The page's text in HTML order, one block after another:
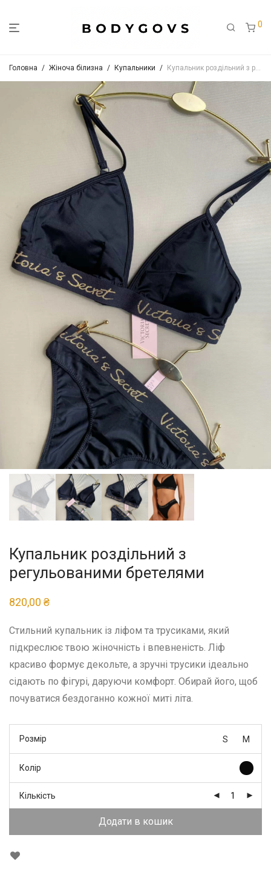
0
Головна / Жіноча білизна / Купальники / Купальник роздільний з регульованими бретелями
Купальник роздільний з
регульованими бретелями
820,00 ₴
Стильний купальник із ліфом та трусиками, який
підкреслює твою жіночність і впевненість. Ліф
красиво формує декольте, а зручні трусики ідеально
сідають по фігурі, даруючи комфорт. Обирай його, щоб
почуватися бездоганно кожної миті літа.
Розмір S M
Колір
Кількість
Додати в кошик